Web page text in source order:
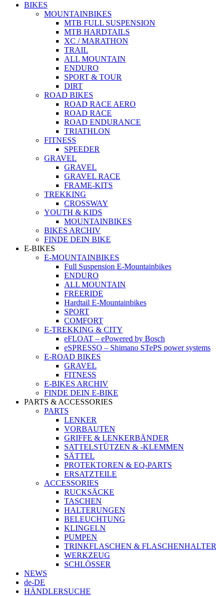
BIKES
MOUNTAINBIKES
MTB FULL SUSPENSION
MTB HARDTAILS
XC / MARATHON
TRAIL
ALL MOUNTAIN
ENDURO
SPORT & TOUR
DIRT
ROAD BIKES
ROAD RACE AERO
ROAD RACE
ROAD ENDURANCE
TRIATHLON
FITNESS
SPEEDER
GRAVEL
GRAVEL
GRAVEL RACE
FRAME-KITS
TREKKING
CROSSWAY
YOUTH & KIDS
MOUNTAINBIKES
BIKES ARCHIV
FINDE DEIN BIKE
E-BIKES
E-MOUNTAINBIKES
Full Suspension E-Mountainbikes
ENDURO
ALL MOUNTAIN
FREERIDE
Hardtail E-Mountainbikes
SPORT
COMFORT
E-TREKKING & CITY
eFLOAT – ePowered by Bosch
eSPRESSO – Shimano STePS power systems
E-ROAD BIKES
GRAVEL
FITNESS
E-BIKES ARCHIV
FINDE DEIN E-BIKE
PARTS & ACCESSORIES
PARTS
LENKER
VORBAUTEN
GRIFFE & LENKERBÄNDER
SATTELSTÜTZEN & -KLEMMEN
SÄTTEL
PROTEKTOREN & EQ-PARTS
ERSATZTEILE
ACCESSORIES
RUCKSÄCKE
TASCHEN
HALTERUNGEN
BELEUCHTUNG
KLINGELN
PUMPEN
TRINKFLASCHEN & FLASCHENHALTER
WERKZEUG
SCHLÖSSER
NEWS
de-DE
HÄNDLERSUCHE